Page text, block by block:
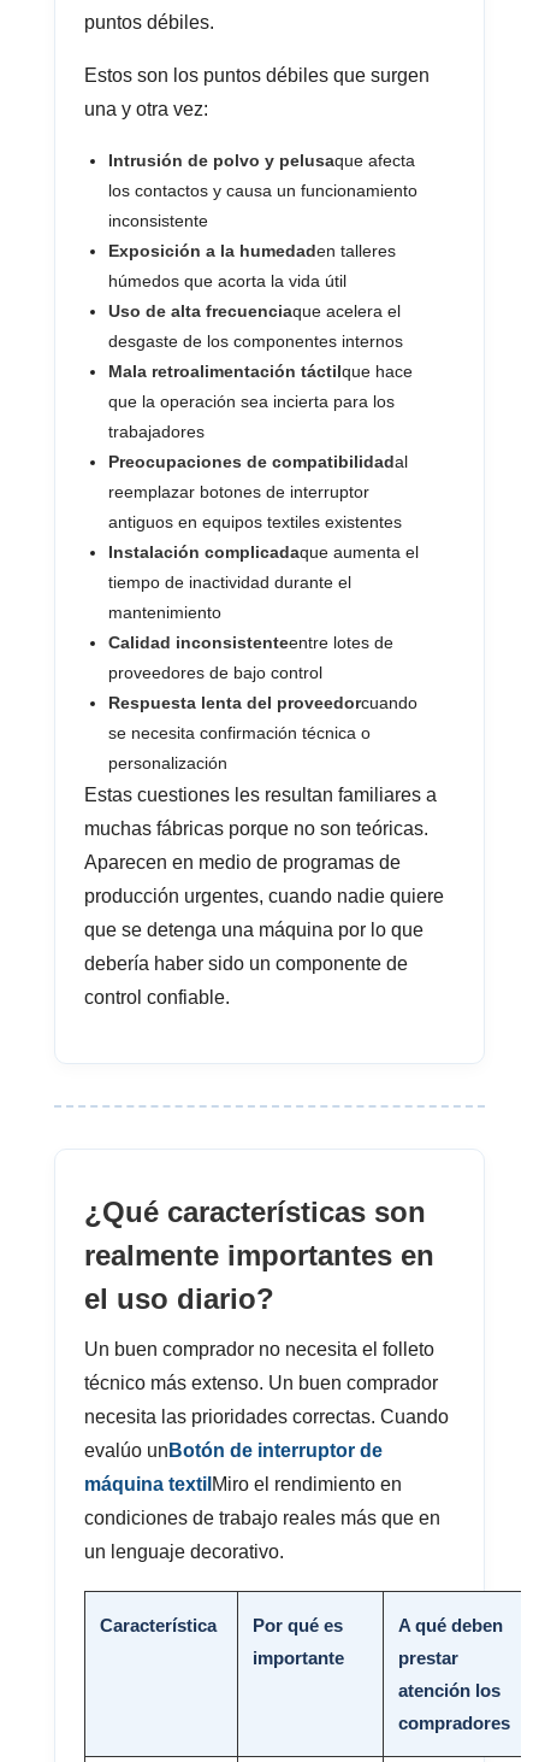
puntos débiles.
Estos son los puntos débiles que surgen
una y otra vez:
Intrusión de polvo y pelusaque afecta
los contactos y causa un funcionamiento
inconsistente
Exposición a la humedaden talleres
húmedos que acorta la vida útil
Uso de alta frecuenciaque acelera el
desgaste de los componentes internos
Mala retroalimentación táctilque hace
que la operación sea incierta para los
trabajadores
Preocupaciones de compatibilidadal
reemplazar botones de interruptor
antiguos en equipos textiles existentes
Instalación complicadaque aumenta el
tiempo de inactividad durante el
mantenimiento
Calidad inconsistenteentre lotes de
proveedores de bajo control
Respuesta lenta del proveedorcuando
se necesita confirmación técnica o
personalización
Estas cuestiones les resultan familiares a
muchas fábricas porque no son teóricas.
Aparecen en medio de programas de
producción urgentes, cuando nadie quiere
que se detenga una máquina por lo que
debería haber sido un componente de
control confiable.
¿Qué características son
realmente importantes en
el uso diario?
Un buen comprador no necesita el folleto
técnico más extenso. Un buen comprador
necesita las prioridades correctas. Cuando
evalúo un Botón de interruptor de
máquina textil Miro el rendimiento en
condiciones de trabajo reales más que en
un lenguaje decorativo.
Característica
Por qué es
importante
A qué deben
prestar
atención los
compradores